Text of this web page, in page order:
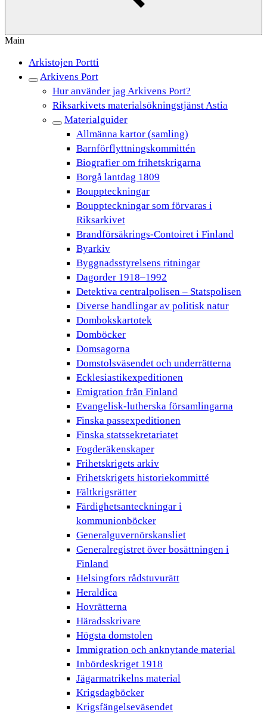
Main
Arkistojen Portti
Arkivens Port
Hur använder jag Arkivens Port?
Riksarkivets materialsökningstjänst Astia
Materialguider
Allmänna kartor (samling)
Barnförflyttningskommittén
Biografier om frihetskrigarna
Borgå lantdag 1809
Bouppteckningar
Bouppteckningar som förvaras i
Riksarkivet
Brandförsäkrings-Contoiret i Finland
Byarkiv
Byggnadsstyrelsens ritningar
Dagorder 1918–1992
Detektiva centralpolisen – Statspolisen
Diverse handlingar av politisk natur
Dombokskartotek
Domböcker
Domsagorna
Domstolsväsendet och underrätterna
Ecklesiastikexpeditionen
Emigration från Finland
Evangelisk-lutherska församlingarna
Finska passexpeditionen
Finska statssekretariatet
Fogderäkenskaper
Frihetskrigets arkiv
Frihetskrigets historiekommitté
Fältkrigsrätter
Färdighetsanteckningar i
kommunionböcker
Generalguvernörskansliet
Generalregistret över bosättningen i
Finland
Helsingfors rådstuvurätt
Heraldica
Hovrätterna
Häradsskrivare
Högsta domstolen
Immigration och anknytande material
Inbördeskriget 1918
Jägarmatrikelns material
Krigsdagböcker
Krigsfängelseväsendet